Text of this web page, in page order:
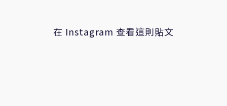
在 Instagram 查看這則貼文